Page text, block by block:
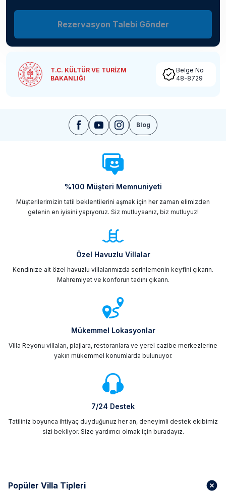
Rezervasyon Talebi Gönder
T.C. KÜLTÜR VE TURİZM
BAKANLIĞI
Belge No
48-8729
Blog
%100 Müşteri Memnuniyeti
Müşterilerimizin tatil beklentilerini aşmak için her zaman elimizden
gelenin en iyisini yapıyoruz. Siz mutluysanız, biz mutluyuz!
Özel Havuzlu Villalar
Kendinize ait özel havuzlu villalarımızda serinlemenin keyfini çıkarın.
Mahremiyet ve konforun tadını çıkarın.
Mükemmel Lokasyonlar
Villa Reyonu villaları, plajlara, restoranlara ve yerel cazibe merkezlerine
yakın mükemmel konumlarda bulunuyor.
7/24 Destek
Tatiliniz boyunca ihtiyaç duyduğunuz her an, deneyimli destek ekibimiz
sizi bekliyor. Size yardımcı olmak için buradayız.
Popüler Villa Tipleri